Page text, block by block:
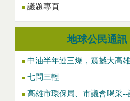
議題專頁
地球公民通訊
中油半年連三爆，震撼大高
七問三輕
高雄市環保局、市議會喝采